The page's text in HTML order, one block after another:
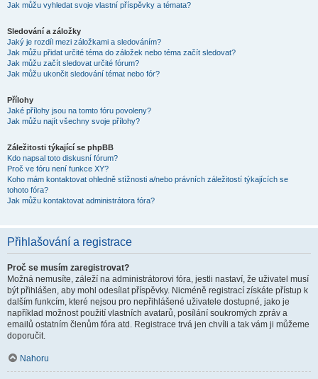
Jak můžu vyhledat svoje vlastní příspěvky a témata?
Sledování a záložky
Jaký je rozdíl mezi záložkami a sledováním?
Jak můžu přidat určité téma do záložek nebo téma začít sledovat?
Jak můžu začít sledovat určité fórum?
Jak můžu ukončit sledování témat nebo fór?
Přílohy
Jaké přílohy jsou na tomto fóru povoleny?
Jak můžu najít všechny svoje přílohy?
Záležitosti týkající se phpBB
Kdo napsal toto diskusní fórum?
Proč ve fóru není funkce XY?
Koho mám kontaktovat ohledně stížnosti a/nebo právních záležitostí týkajících se
tohoto fóra?
Jak můžu kontaktovat administrátora fóra?
Přihlašování a registrace
Proč se musím zaregistrovat?
Možná nemusíte, záleží na administrátorovi fóra, jestli nastaví, že uživatel musí
být přihlášen, aby mohl odesílat příspěvky. Nicméně registrací získáte přístup k
dalším funkcím, které nejsou pro nepřihlášené uživatele dostupné, jako je
například možnost použití vlastních avatarů, posílání soukromých zpráv a
emailů ostatním členům fóra atd. Registrace trvá jen chvíli a tak vám ji můžeme
doporučit.
Nahoru